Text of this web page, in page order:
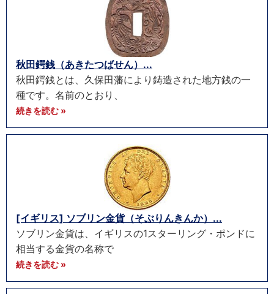
秋田鍔銭（あきたつばせん）...
秋田鍔銭とは、久保田藩により鋳造された地方銭の一
種です。名前のとおり、
続きを読む »
[イギリス] ソブリン金貨（そぶりんきんか）...
ソブリン金貨は、イギリスの1スターリング・ポンドに
相当する金貨の名称で
続きを読む »